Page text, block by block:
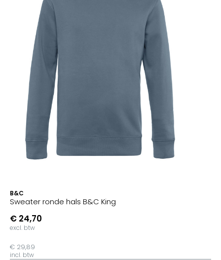
B&C
Sweater ronde hals B&C King
€ 24,70
excl. btw
€ 29,89
incl. btw